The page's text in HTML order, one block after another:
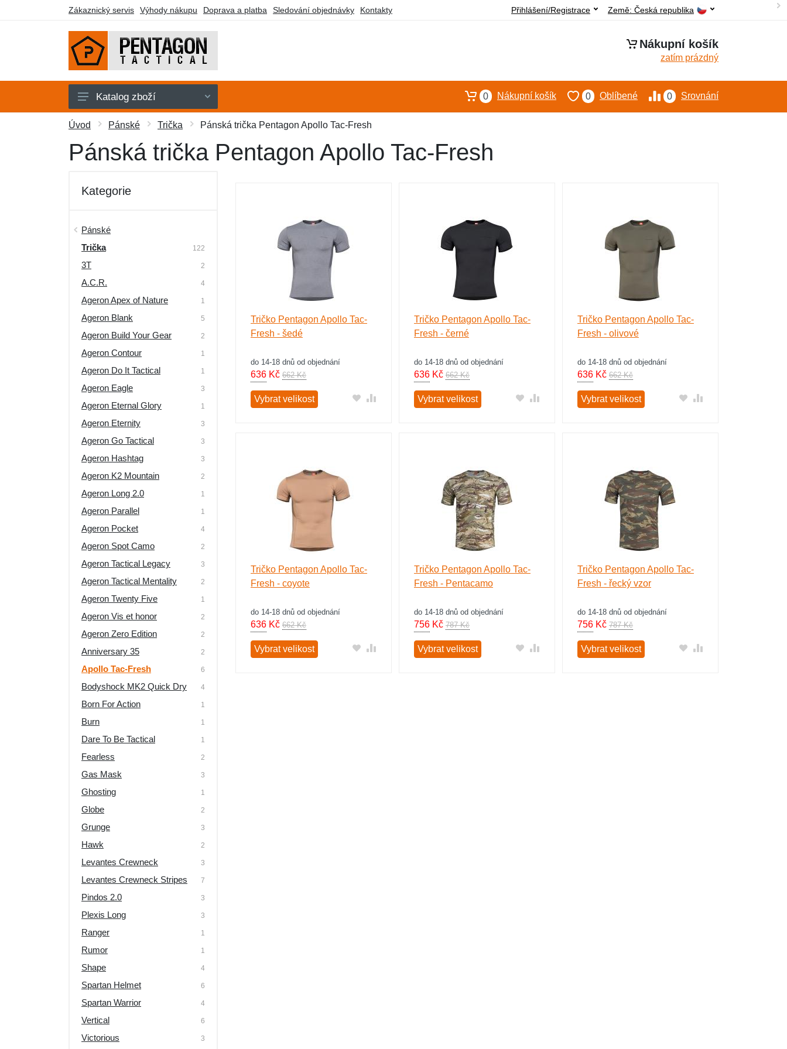
Zákaznický servis Výhody nákupu Doprava a platba Sledování objednávky Kontakty Země: Česká republika
Přihlášení/Registrace
Nákupní košík
zatím prázdný
Pánské
Dámské
Obuv a ponožky
Taktické vybavení
Dárkové poukazy
Výprodej
Katalog zboží 0 Srovnání
0 Oblíbené
0 Nákupní košík
Úvod Pánské Trička Pánská trička Pentagon Apollo Tac-Fresh
Pánská trička Pentagon Apollo Tac-Fresh
Kategorie
Pánské
Trička
122
3T 2
A.C.R. 4
Ageron Apex of Nature 1
Ageron Blank 5
Ageron Build Your Gear 2
Ageron Contour 1
Ageron Do It Tactical 1
Ageron Eagle 3
Ageron Eternal Glory 1
Ageron Eternity 3
Ageron Go Tactical 3
Ageron Hashtag 3
Ageron K2 Mountain 2
Ageron Long 2.0 1
Ageron Parallel 1
Ageron Pocket 4
Ageron Spot Camo 2
Ageron Tactical Legacy 3
Ageron Tactical Mentality 2
Ageron Twenty Five 1
Ageron Vis et honor 2
Ageron Zero Edition 2
Anniversary 35 2
Apollo Tac-Fresh 6
Bodyshock MK2 Quick Dry 4
Born For Action 1
Burn 1
Dare To Be Tactical 1
Fearless 2
Gas Mask 3
Ghosting 1
Globe 2
Grunge 3
Hawk 2
Levantes Crewneck 3
Levantes Crewneck Stripes 7
Pindos 2.0 3
Plexis Long 3
Ranger 1
Rumor 1
Shape 4
Spartan Helmet 6
Spartan Warrior 4
Vertical 6
Victorious 3
Tričko Pentagon Apollo Tac-
Fresh - šedé
do 14-18 dnů od objednání
636 Kč 662 Kč
Vybrat velikost
Tričko Pentagon Apollo Tac-
Fresh - černé
do 14-18 dnů od objednání
636Kč 662 Kč
Vybrat velikost
Tričko Pentagon Apollo Tac-
Fresh - olivové
do 14-18 dnů od objednání
636Kč 662 Kč
Vybrat velikost
Tričko Pentagon Apollo Tac-
Fresh - coyote
do 14-18 dnů od objednání
636 Kč 662 Kč
Vybrat velikost
Tričko Pentagon Apollo Tac-
Fresh - Pentacamo
do 14-18 dnů od objednání
756Kč 787 Kč
Vybrat velikost
Tričko Pentagon Apollo Tac-
Fresh - řecký vzor
do 14-18 dnů od objednání
756Kč 787 Kč
Vybrat velikost